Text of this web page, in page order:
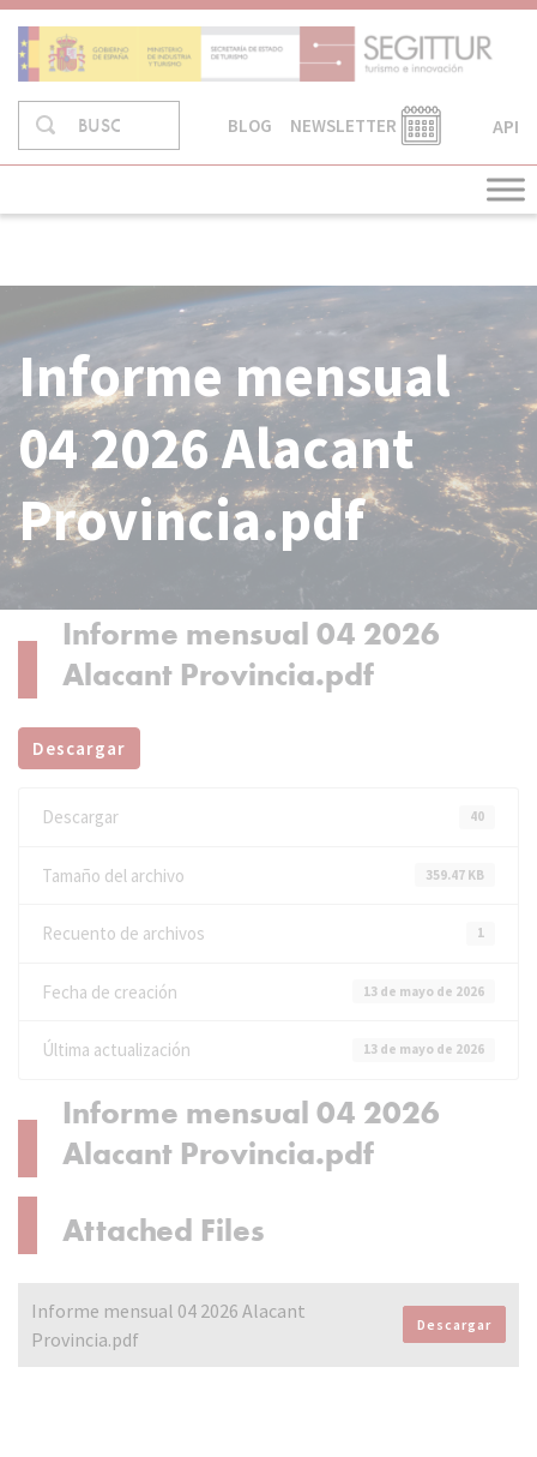
Skip
content
Buscar
BUSCAR BLOG NEWSLETTER API
Informe mensual
04 2026 Alacant
Provincia.pdf
Informe mensual 04 2026
Alacant Provincia.pdf
Descargar
Descargar 40
Tamaño del archivo 359.47 KB
Recuento de archivos 1
Fecha de creación 13 de mayo de 2026
Última actualización 13 de mayo de 2026
Informe mensual 04 2026
Alacant Provincia.pdf
Attached Files
Informe mensual 04 2026 Alacant
Provincia.pdf
Descargar